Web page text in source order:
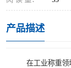
产品描述
在工业称重领